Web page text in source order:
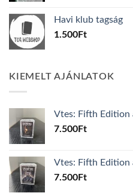
600Ft.100Ft.
Havi klub tagság
1.500Ft
KIEMELT AJÁNLATOK
Vtes: Fifth Edition
7.500Ft
Vtes: Fifth Edition
7.500Ft